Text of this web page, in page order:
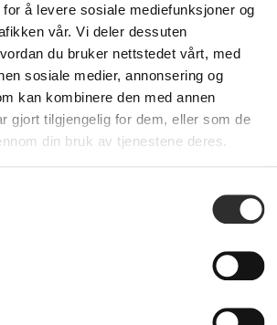
å levere sosiale mediefunksjoner og
vår. Vi deler dessuten
du bruker nettstedet vårt, med
sosiale medier, annonsering og
kan kombinere den med annen
gjort tilgjengelig for dem, eller som de
din bruk av tjenestene deres.
I HANDLEVOGN
på lager (estimert 16dager)
- 2.8 GHz - 24-core - 48